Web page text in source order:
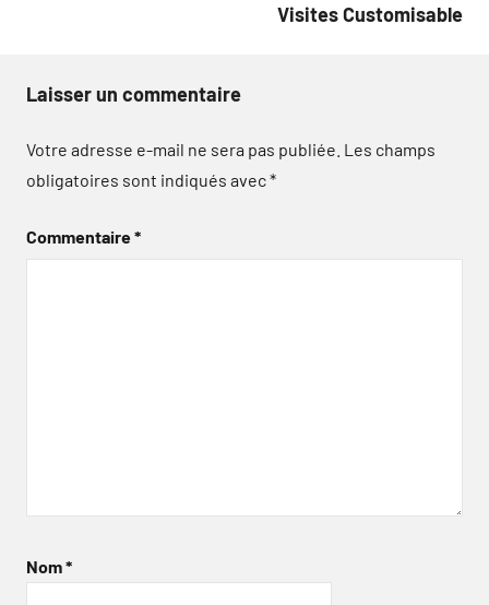
Visites Customisable
Laisser un commentaire
Votre adresse e-mail ne sera pas publiée. Les champs
obligatoires sont indiqués avec*
Commentaire*
Nom*